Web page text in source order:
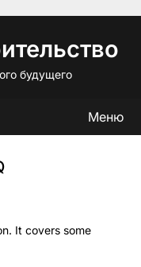
будущего
Меню
It covers some